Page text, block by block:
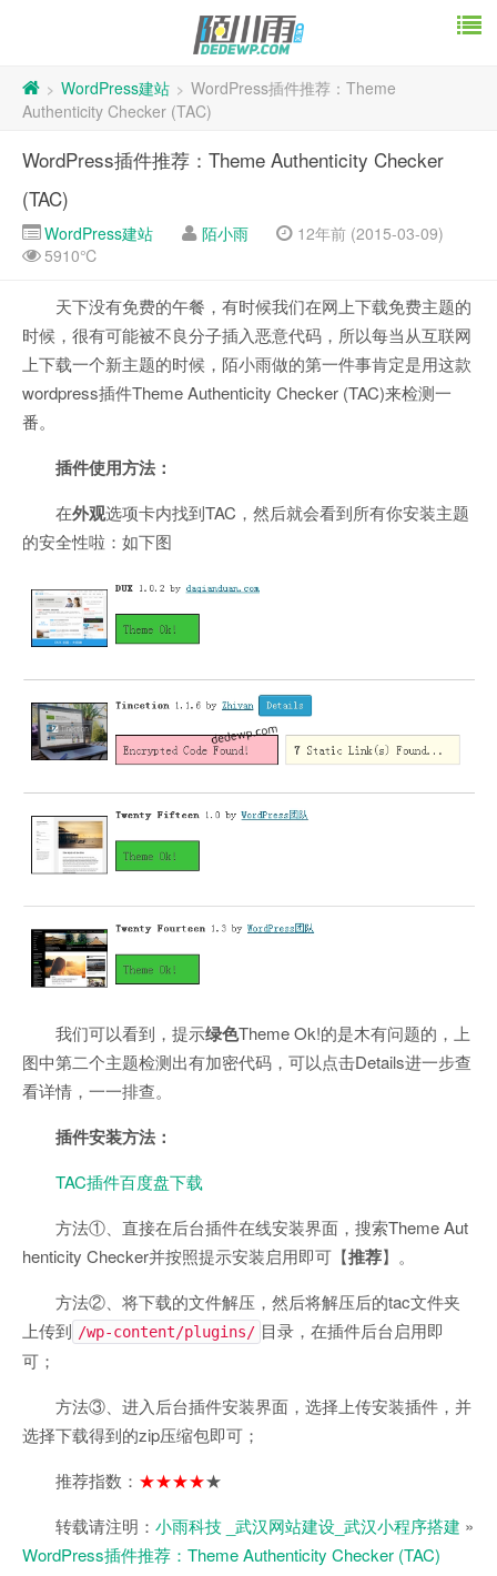
> WordPress建站 > WordPress插件推荐：Theme
Authenticity Checker (TAC)
WordPress插件推荐：Theme Authenticity Checker
(TAC)
WordPress建站 陌小雨
12年前 (2015-03-09)
5910℃
天下没有免费的午餐，有时候我们在网上下载免费主题的
时候，很有可能被不良分子插入恶意代码，所以每当从互联网
上下载一个新主题的时候，陌小雨做的第一件事肯定是用这款
wordpress插件Theme Authenticity Checker (TAC)来检测一
番。
插件使用方法：
在外观选项卡内找到TAC，然后就会看到所有你安装主题
的安全性啦：如下图
我们可以看到，提示绿色Theme Ok!的是木有问题的，上
图中第二个主题检测出有加密代码，可以点击Details进一步查
看详情，一一排查。
插件安装方法：
TAC插件百度盘下载
方法①、直接在后台插件在线安装界面，搜索Theme Aut
henticity Checker并按照提示安装启用即可【推荐】。
方法②、将下载的文件解压，然后将解压后的tac文件夹
上传到 /wp-content/plugins/ 目录，在插件后台启用即
可；
方法③、进入后台插件安装界面，选择上传安装插件，并
选择下载得到的zip压缩包即可；
推荐指数： ★★★★★
转载请注明： 小雨科技 _武汉网站建设_武汉小程序搭建 »
WordPress插件推荐：Theme Authenticity Checker (TAC)